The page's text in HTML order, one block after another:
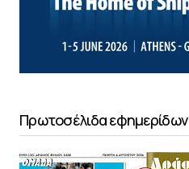
Πρωτοσέλιδα εφημερίδων